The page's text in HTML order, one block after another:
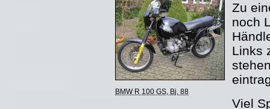
Zu
noch
Links
Viel
BMW R 100 GS, Bj. 88